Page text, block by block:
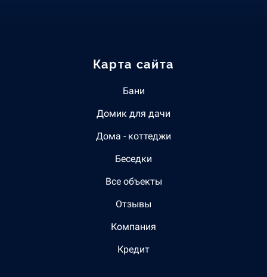
Карта сайта
Бани
Домик для дачи
Дома - коттеджи
Беседки
Все объекты
Отзывы
Компания
Кредит